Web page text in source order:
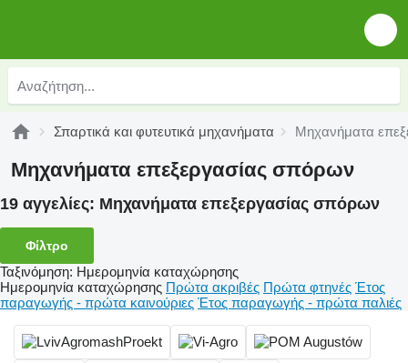
Σπαρτικά και φυτευτικά μηχανήματα Μηχανήματα
Μηχανήματα επεξεργασίας σπόρων
19 αγγελίες: Μηχανήματα επεξεργασίας σπόρων
Φίλτρο
Ταξινόμηση: Ημερομηνία καταχώρησης
Ημερομηνία καταχώρησης Πρώτα ακριβές Πρώτα φτηνές Έτος
παραγωγής - πρώτα καινούριες Έτος παραγωγής - πρώτα παλιές